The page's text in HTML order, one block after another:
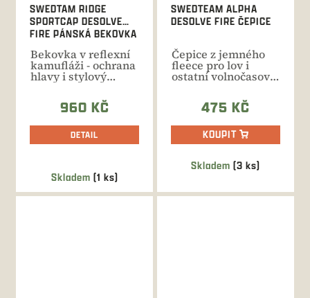
Skladem (1 ks)
SWEDTAM RIDGE
SPORTCAP DESOLVE
FIRE PÁNSKÁ BEKOVKA
Bekovka v reflexní
kamufláži - ochrana
hlavy i stylový
doplněk pro
960 KČ
DETAIL
Průměrné
produktu
Skladem (3 ks)
SWEDTEAM ALPHA
DESOLVE FIRE ČEPICE
Čepice z jemného
fleece pro lov i
ostatní volnočasové
kamufláži...
475 KČ
KOUPIT